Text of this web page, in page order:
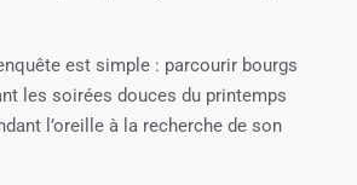
est simple : parcourir bourgs
les soirées douces du printemps
l’oreille à la recherche de son